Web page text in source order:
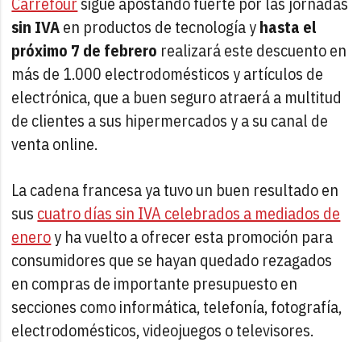
sin IVAen productos de tecnología yhasta el
próximo 7 de febrero realizará este descuento en
más de 1.000 electrodomésticos y artículos de
electrónica, que a buen seguro atraerá a multitud
de clientes a sus hipermercados y a su canal de
venta online.
La cadena francesa ya tuvo un buen resultado en
sus cuatro días sin IVA celebrados a mediados de
eneroy ha vuelto a ofrecer esta promoción para
consumidores que se hayan quedado rezagados
en compras de importante presupuesto en
secciones como informática, telefonía, fotografía,
electrodomésticos, videojuegos o televisores.